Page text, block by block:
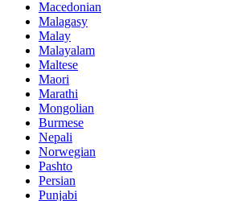
Macedonian
Malagasy
Malay
Malayalam
Maltese
Maori
Marathi
Mongolian
Burmese
Nepali
Norwegian
Pashto
Persian
Punjabi